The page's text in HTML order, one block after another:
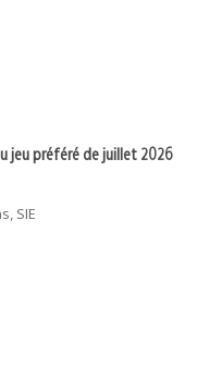
jeu préféré de juillet 2026
SIE